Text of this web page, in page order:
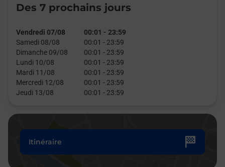
Des 7 prochains jours
Vendredi 07/08 00:01 - 23:59
Samedi 08/08
00:01 - 23:59
Dimanche 09/08
00:01 - 23:59
Lundi 10/08
00:01 - 23:59
Mardi 11/08
00:01 - 23:59
Mercredi 12/08
00:01 - 23:59
Jeudi 13/08
00:01 - 23:59
Itinéraire